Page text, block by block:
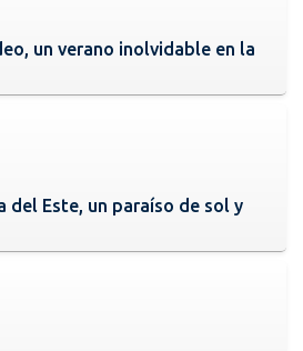
un verano inolvidable en la
del Este, un paraíso de sol y